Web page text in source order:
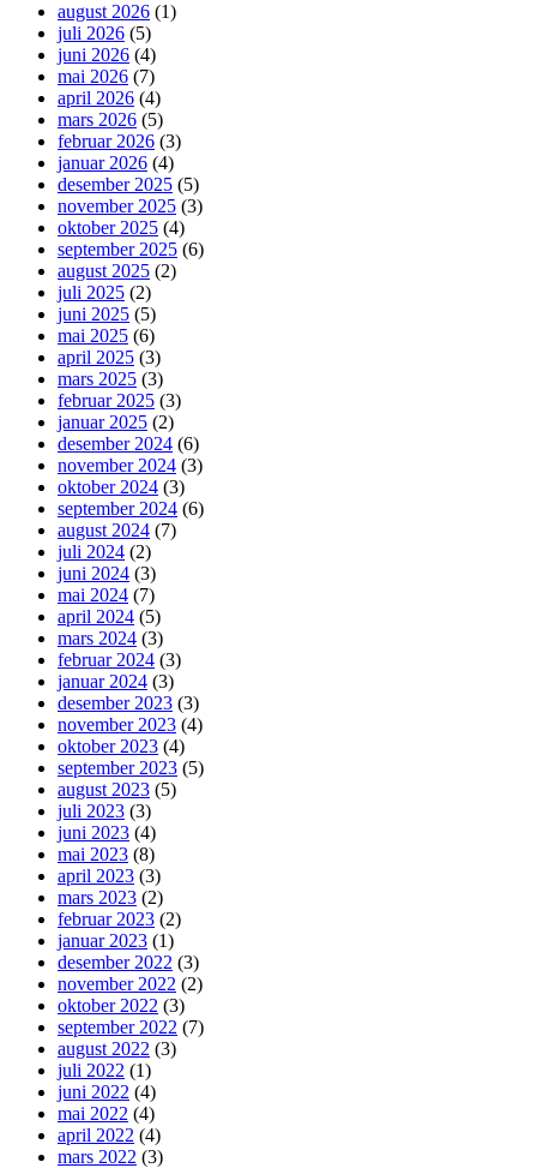
august 2026 (1)
juli 2026 (5)
juni 2026 (4)
mai 2026 (7)
april 2026 (4)
mars 2026 (5)
februar 2026 (3)
januar 2026 (4)
desember 2025 (5)
november 2025 (3)
oktober 2025 (4)
september 2025 (6)
august 2025 (2)
juli 2025 (2)
juni 2025 (5)
mai 2025 (6)
april 2025 (3)
mars 2025 (3)
februar 2025 (3)
januar 2025 (2)
desember 2024 (6)
november 2024 (3)
oktober 2024 (3)
september 2024 (6)
august 2024 (7)
juli 2024 (2)
juni 2024 (3)
mai 2024 (7)
april 2024 (5)
mars 2024 (3)
februar 2024 (3)
januar 2024 (3)
desember 2023 (3)
november 2023 (4)
oktober 2023 (4)
september 2023 (5)
august 2023 (5)
juli 2023 (3)
juni 2023 (4)
mai 2023 (8)
april 2023 (3)
mars 2023 (2)
februar 2023 (2)
januar 2023 (1)
desember 2022 (3)
november 2022 (2)
oktober 2022 (3)
september 2022 (7)
august 2022 (3)
juli 2022 (1)
juni 2022 (4)
mai 2022 (4)
april 2022 (4)
mars 2022 (3)